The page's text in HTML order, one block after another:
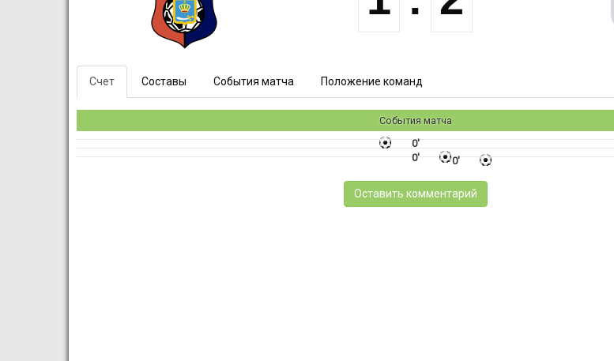
Счет Составы События матча Положение команд
События матча
0'
0'
0'
Оставить комментарий